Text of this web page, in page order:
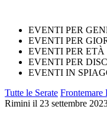
EVENTI PER
EVENTI PER
EVENTI PER ETÀ
EVENTI PER
EVENTI IN
Tutte le Serate Frontemare
Rimini il 23 settembre